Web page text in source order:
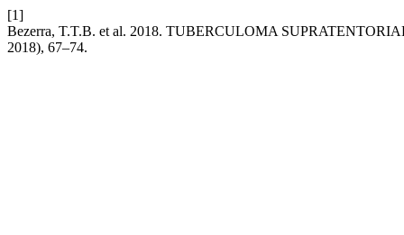
[1]
Bezerra, T.T.B. et al. 2018. TUBERCULOMA
2018), 67–74.